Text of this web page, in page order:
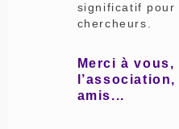
significatif pour
chercheurs.
Merci à vous,
amis...